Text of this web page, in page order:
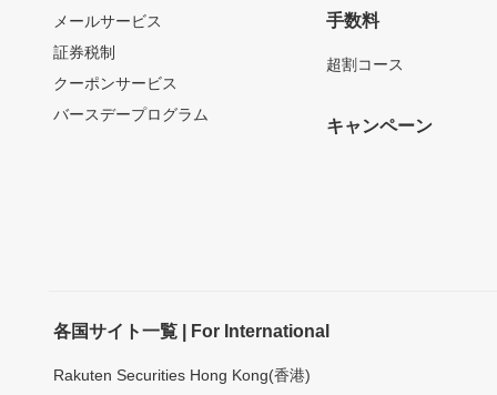
メールサービス
証券税制
クーポンサービス
バースデープログラム
手数料
超割コース
キャンペーン
各国サイト一覧 | For International
Rakuten Securities Hong Kong(香港)